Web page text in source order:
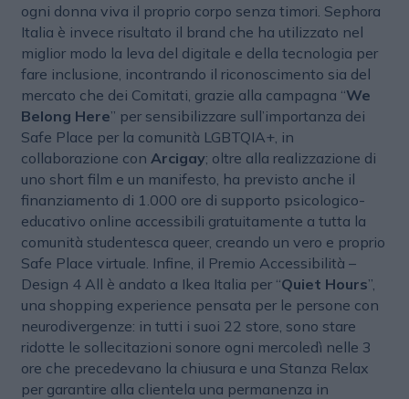
ogni donna viva il proprio corpo senza timori. Sephora
Italia è invece risultato il brand che ha utilizzato nel
miglior modo la leva del digitale e della tecnologia per
fare inclusione, incontrando il riconoscimento sia del
mercato che dei Comitati, grazie alla campagna “We
Belong Here” per sensibilizzare sull’importanza dei
Safe Place per la comunità LGBTQIA+, in
collaborazione con Arcigay; oltre alla realizzazione di
uno short film e un manifesto, ha previsto anche il
finanziamento di 1.000 ore di supporto psicologico-
educativo online accessibili gratuitamente a tutta la
comunità studentesca queer, creando un vero e proprio
Safe Place virtuale. Infine, il Premio Accessibilità –
Design 4 All è andato a Ikea Italia per “Quiet Hours”,
una shopping experience pensata per le persone con
neurodivergenze: in tutti i suoi 22 store, sono stare
ridotte le sollecitazioni sonore ogni mercoledì nelle 3
ore che precedevano la chiusura e una Stanza Relax
per garantire alla clientela una permanenza in